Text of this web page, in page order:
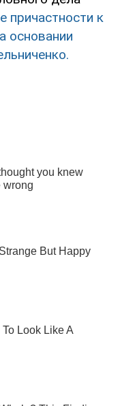
причастности к
основании